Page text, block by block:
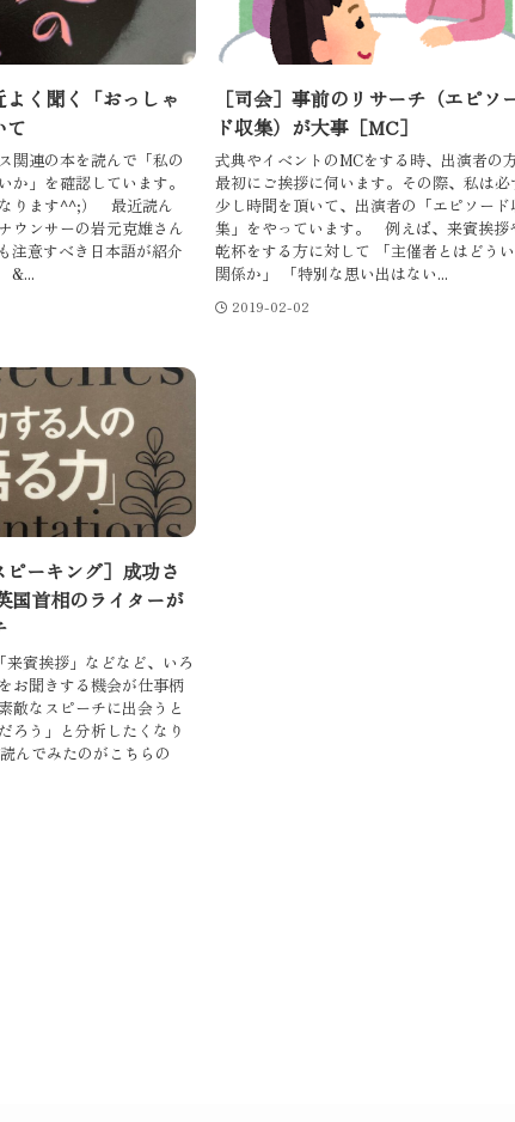
よく聞く「おっしゃ
て
関連の本を読んで「私の
か」を確認しています。
なります^^;） 最近読ん
ウンサーの岩元克雄さん
意すべき日本語が紹介
&...
［司会］事前のリサーチ（エピソ
ド収集）が大事［MC］
式典やイベントのMCをする時、出演者の
最初にご挨拶に伺います。その際、私は必
少し時間を頂いて、出演者の「エピソード
集」をやっています。 例えば、来賓挨拶
乾杯をする方に対して 「主催者とはどうい
関係か」 「特別な思い出はない...
2019-02-02
ピーキング］成功さ
国首相のライターが
来賓挨拶」などなど、いろ
お聞きする機会が仕事柄
敵なスピーチに出会うと
ろう」と分析したくなり
でみたのがこちらの